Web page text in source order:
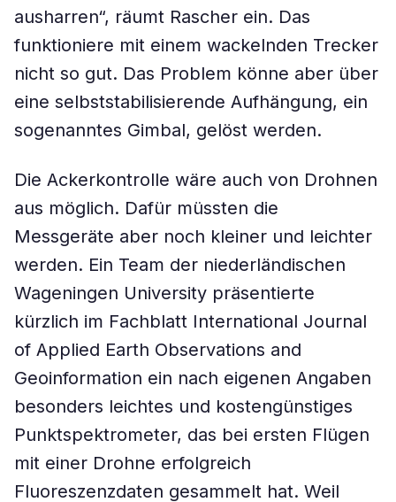
ausharren“, räumt Rascher ein. Das
funktioniere mit einem wackelnden Trecker
nicht so gut. Das Problem könne aber über
eine selbststabilisierende Aufhängung, ein
sogenanntes Gimbal, gelöst werden.
Die Ackerkontrolle wäre auch von Drohnen
aus möglich. Dafür müssten die
Messgeräte aber noch kleiner und leichter
werden. Ein Team der niederländischen
Wageningen University präsentierte
kürzlich im Fachblatt International Journal
of Applied Earth Observations and
Geoinformation ein nach eigenen Angaben
besonders leichtes und kostengünstiges
Punktspektrometer, das bei ersten Flügen
mit einer Drohne erfolgreich
Fluoreszenzdaten gesammelt hat. Weil